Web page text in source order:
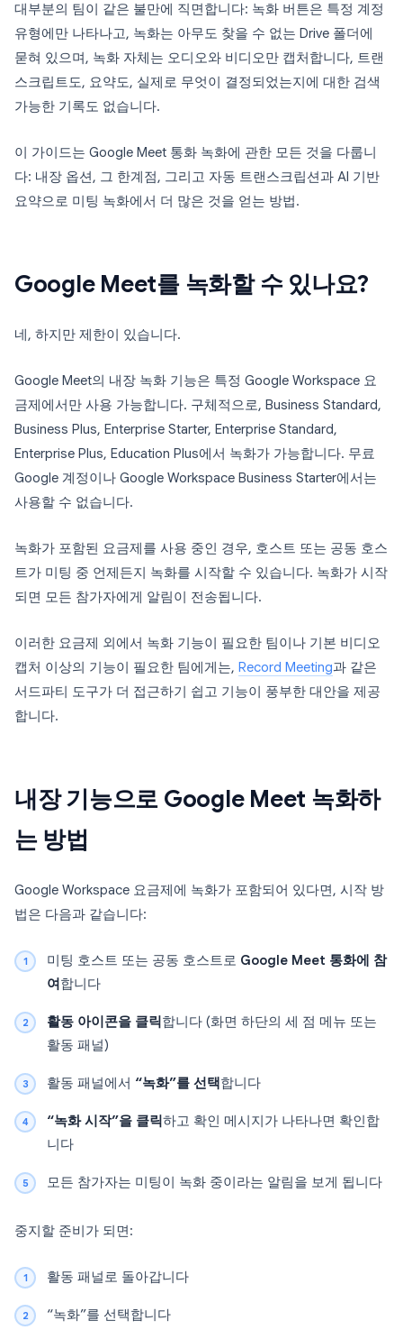
대부분의 팀이 같은 불만에 직면합니다: 녹화 버튼은 특정 계정
유형에만 나타나고, 녹화는 아무도 찾을 수 없는 Drive 폴더에
묻혀 있으며, 녹화 자체는 오디오와 비디오만 캡처합니다, 트랜
스크립트도, 요약도, 실제로 무엇이 결정되었는지에 대한 검색
가능한 기록도 없습니다.
이 가이드는 Google Meet 통화 녹화에 관한 모든 것을 다룹니
다: 내장 옵션, 그 한계점, 그리고 자동 트랜스크립션과 AI 기반
요약으로 미팅 녹화에서 더 많은 것을 얻는 방법.
Google Meet를 녹화할 수 있나요?
네, 하지만 제한이 있습니다.
Google Meet의 내장 녹화 기능은 특정 Google Workspace 요
금제에서만 사용 가능합니다. 구체적으로, Business Standard,
Business Plus, Enterprise Starter, Enterprise Standard,
Enterprise Plus, Education Plus에서 녹화가 가능합니다. 무료
Google 계정이나 Google Workspace Business Starter에서는
사용할 수 없습니다.
녹화가 포함된 요금제를 사용 중인 경우, 호스트 또는 공동 호스
트가 미팅 중 언제든지 녹화를 시작할 수 있습니다. 녹화가 시작
되면 모든 참가자에게 알림이 전송됩니다.
이러한 요금제 외에서 녹화 기능이 필요한 팀이나 기본 비디오
캡처 이상의 기능이 필요한 팀에게는, Record Meeting과 같은
서드파티 도구가 더 접근하기 쉽고 기능이 풍부한 대안을 제공
합니다.
내장 기능으로 Google Meet 녹화하
는 방법
Google Workspace 요금제에 녹화가 포함되어 있다면, 시작 방
법은 다음과 같습니다:
미팅 호스트 또는 공동 호스트로 Google Meet 통화에 참
여 합니다
활동 아이콘을 클릭 합니다 (화면 하단의 세 점 메뉴 또는
활동 패널)
활동 패널에서 “녹화”를 선택합니다
“녹화 시작”을 클릭하고 확인 메시지가 나타나면 확인합
니다
모든 참가자는 미팅이 녹화 중이라는 알림을 보게 됩니다
중지할 준비가 되면:
활동 패널로 돌아갑니다
“녹화”를 선택합니다